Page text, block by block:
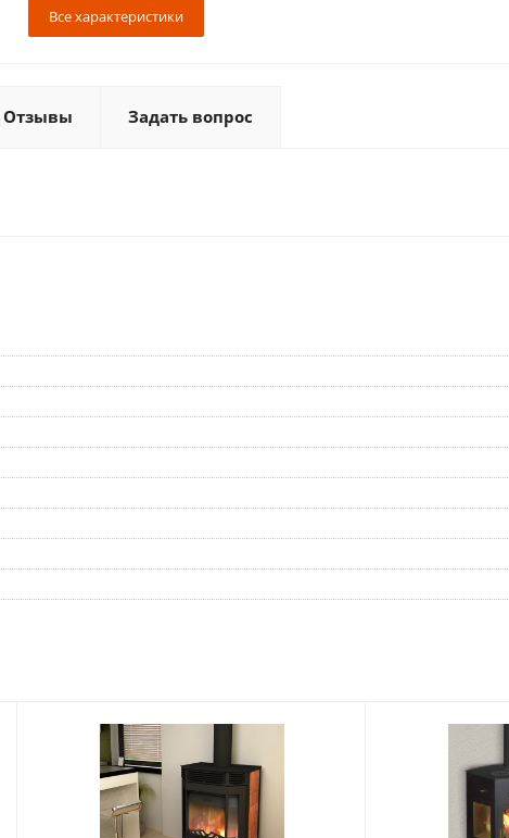
Все характеристики
Отзывы Задать вопрос